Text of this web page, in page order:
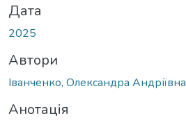
Дата
2025
Автори
Іванченко, Олександра Андріївна
Анотація